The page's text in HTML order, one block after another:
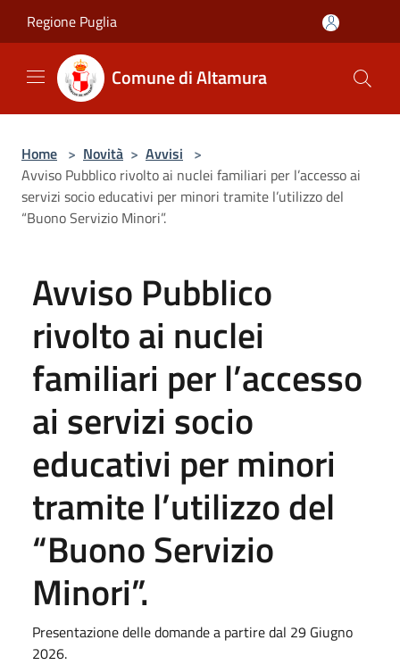
Regione Puglia
Comune di Altamura
Home > Novità > Avvisi >
Avviso Pubblico rivolto ai nuclei familiari per l’accesso ai
servizi socio educativi per minori tramite l’utilizzo del
“Buono Servizio Minori”.
Avviso Pubblico
rivolto ai nuclei
familiari per l’accesso
ai servizi socio
educativi per minori
tramite l’utilizzo del
“Buono Servizio
Minori”.
Presentazione delle domande a partire dal 29 Giugno
2026.